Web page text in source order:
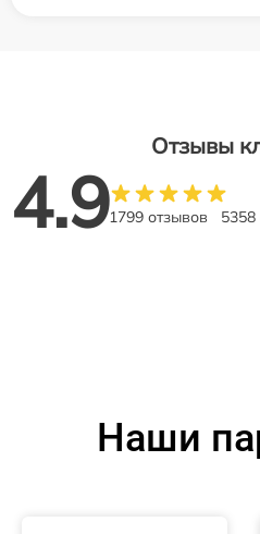
Отзывы
4.91799 отзывов
Наши